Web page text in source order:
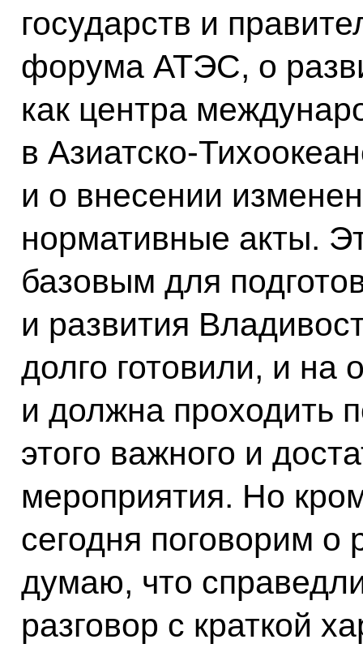
государств и
форума АТЭС, о
как центра
в Азиатско-
и о внесении
нормативные акты.
базовым для
и развития
долго готовили, и на
и должна проходить
этого важного и
мероприятия. Но
сегодня поговорим о
думаю, что
разговор с краткой